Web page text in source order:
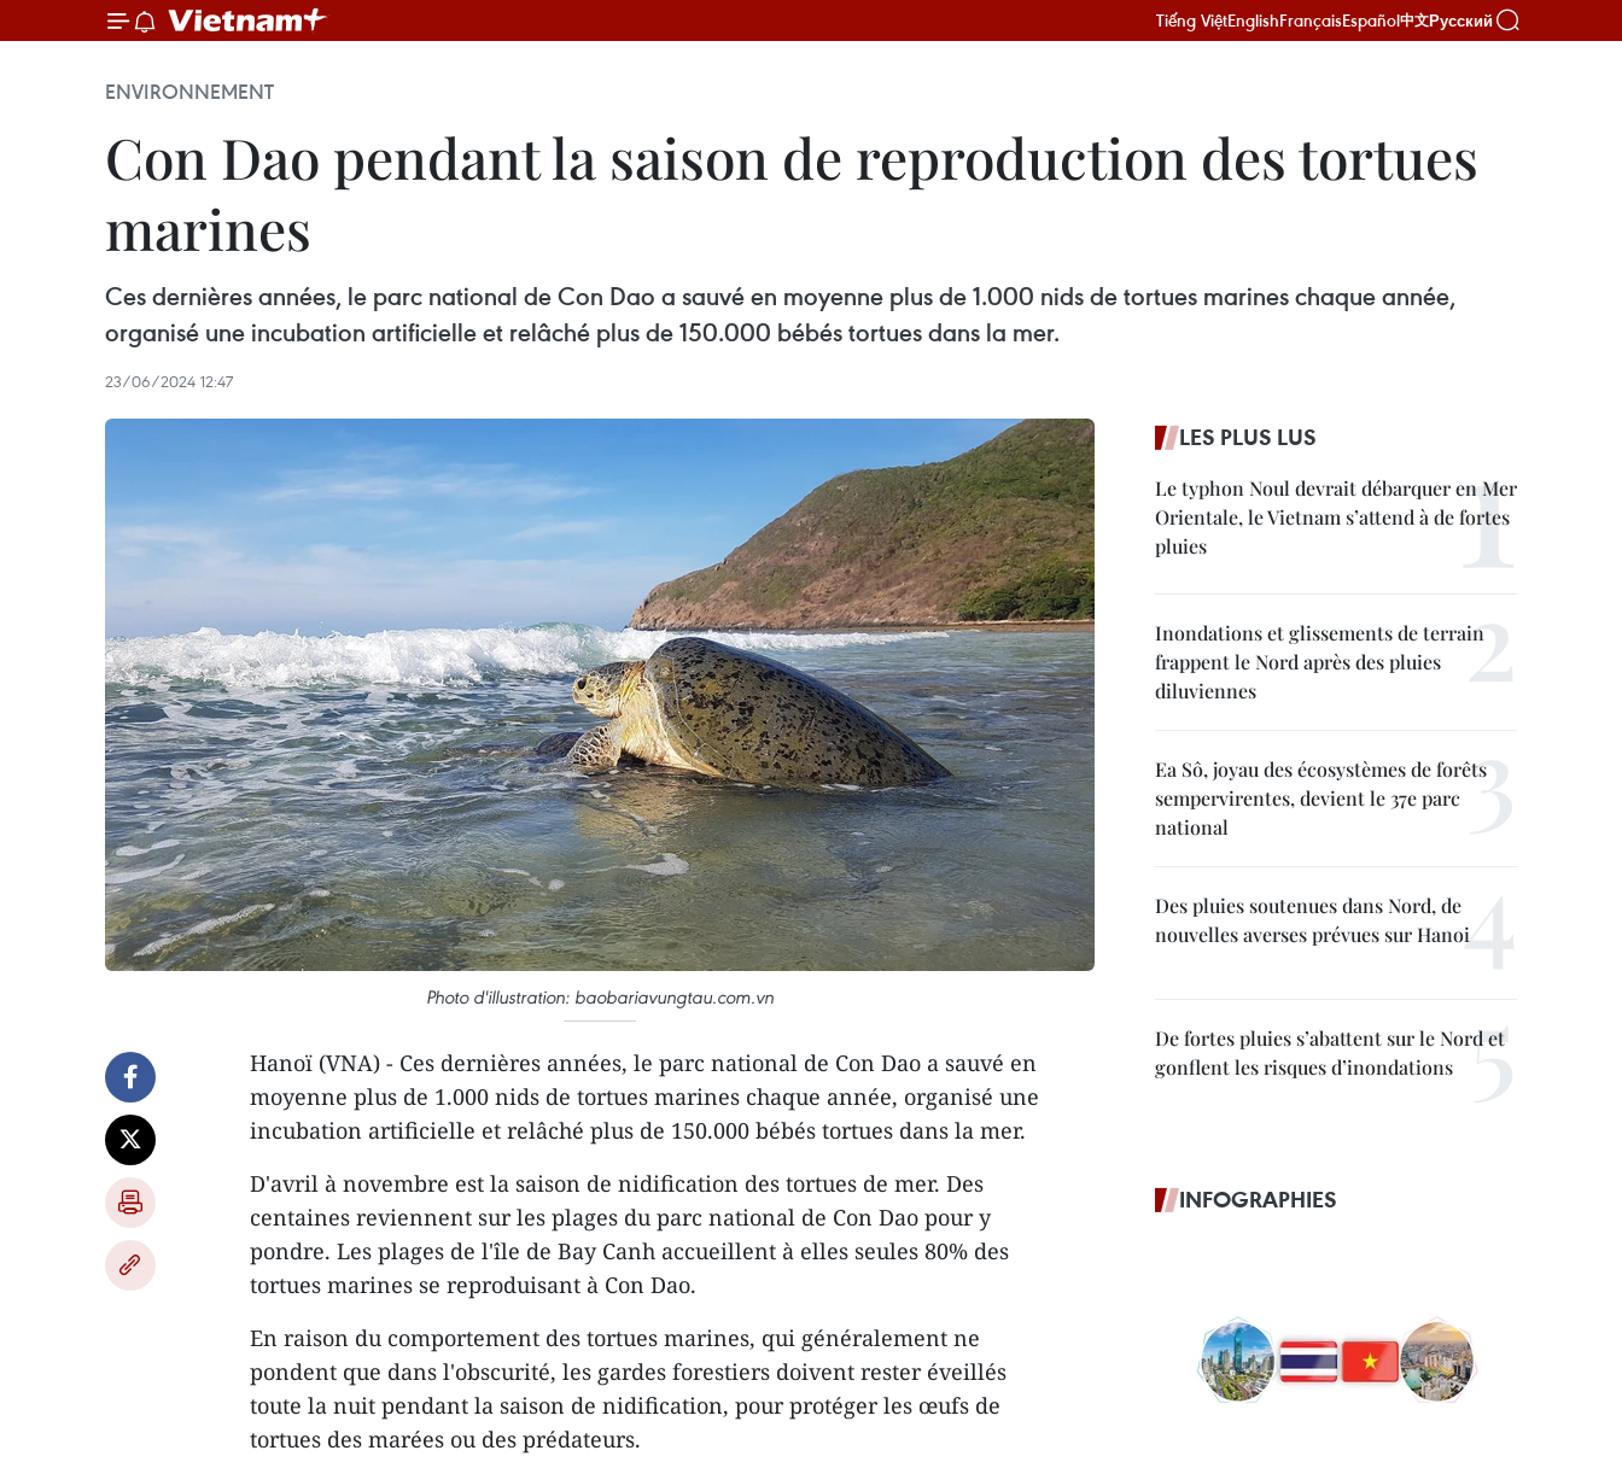
Tiếng ViệtEnglishFrançaisEspañol中文Русский
ENVIRONNEMENT
Con Dao pendant la saison de reproduction des tortues
marines
Ces dernières années, le parc national de Con Dao a sauvé en moyenne plus de 1.000 nids de tortues marines chaque année,
organisé une incubation artificielle et relâché plus de 150.000 bébés tortues dans la mer.
23/06/2024 12:47
Photo d'illustration: baobariavungtau.com.vn
Hanoï (VNA) - Ces dernières années, le parc national de Con Dao a sauvé en
moyenne plus de 1.000 nids de tortues marines chaque année, organisé une
incubation artificielle et relâché plus de 150.000 bébés tortues dans la mer.
D'avril à novembre est la saison de nidification des tortues de mer. Des
centaines reviennent sur les plages du parc national de Con Dao pour y
pondre. Les plages de l'île de Bay Canh accueillent à elles seules 80% des
tortues marines se reproduisant à Con Dao.
En raison du comportement des tortues marines, qui généralement ne
pondent que dans l'obscurité, les gardes forestiers doivent rester éveillés
toute la nuit pendant la saison de nidification, pour protéger les œufs de
tortues des marées ou des prédateurs.
LES PLUS LUS
Le typhon Noul devrait débarquer en Mer
Orientale, le Vietnam s’attend à de fortes
pluies
Inondations et glissements de terrain
frappent le Nord après des pluies
diluviennes
Ea Sô, joyau des écosystèmes de forêts
sempervirentes, devient le 37e parc
national
Des pluies soutenues dans Nord, de
nouvelles averses prévues sur Hanoi
De fortes pluies s’abattent sur le Nord et
gonflent les risques d’inondations
INFOGRAPHIES